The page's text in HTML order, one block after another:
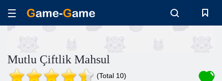
Mutlu Çiftlik Mahsul
(Total 10)